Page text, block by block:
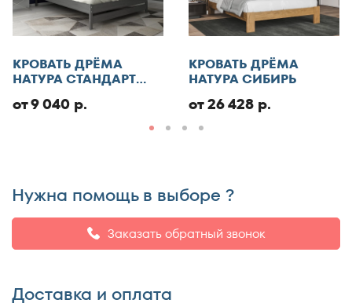
Отменить
Добавить отзыв
КРОВАТЬ ДРЁМА
НАТУРА СТАНДАРТ
от 9 040 р.
КРОВАТЬ ДРЁМА
НАТУРА СИБИРЬ
от 26 428 р.
Нужна помощь в выборе ?
Заказать обратный звонок
Доставка и оплата